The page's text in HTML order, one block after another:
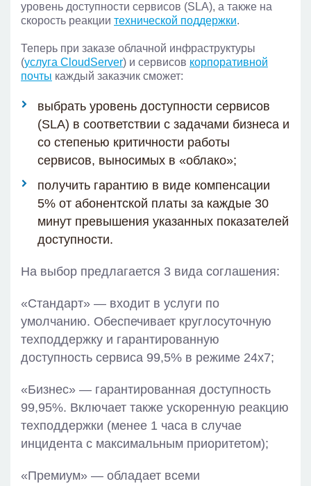
уровень доступности сервисов (SLA), а также на
скорость реакции технической поддержки.
Теперь при заказе облачной инфраструктуры
(услуга CloudServer) и сервисов корпоративной
почты каждый заказчик сможет:
выбрать уровень доступности сервисов
(SLA) в соответствии с задачами бизнеса и
со степенью критичности работы
сервисов, выносимых в «облако»;
получить гарантию в виде компенсации
5% от абонентской платы за каждые 30
минут превышения указанных показателей
доступности.
На выбор предлагается 3 вида соглашения:
«Стандарт» — входит в услуги по
умолчанию. Обеспечивает круглосуточную
техподдержку и гарантированную
доступность сервиса 99,5% в режиме 24х7;
«Бизнес» — гарантированная доступность
99,95%. Включает также ускоренную реакцию
техподдержки (менее 1 часа в случае
инцидента с максимальным приоритетом);
«Премиум» — обладает всеми